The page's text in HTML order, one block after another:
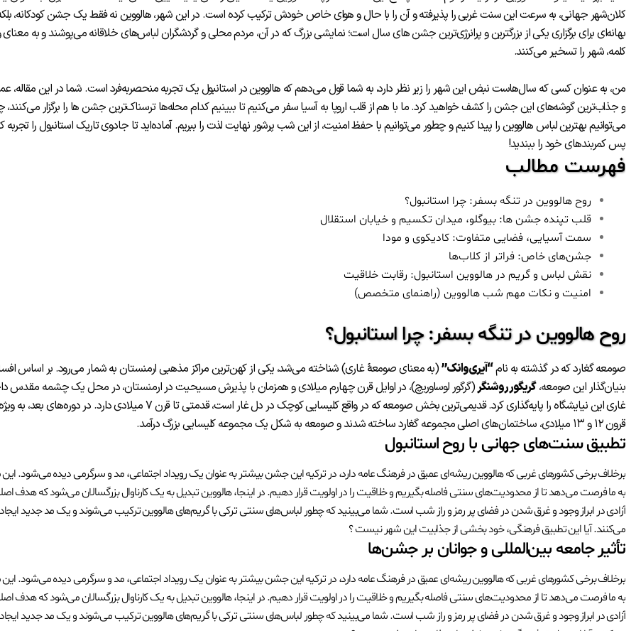
کلان‌شهر جهانی، به سرعت این سنت غربی را پذیرفته و آن را با حال و هوای خاص خودش ترکیب کرده است. در این شهر، هالووین نه فقط یک جشن کودکانه،
بهانه‌ای برای برگزاری یکی از بزرگترین و پرانرژی‌ترین جشن های سال است؛ نمایشی بزرگ که در آن، مردم محلی و گردشگران لباس‌های خلاقانه می‌پوشند و به
کلمه، شهر را تسخیر می‌کنند.
من، به عنوان کسی که سال‌هاست نبض این شهر را زیر نظر دارد، به شما قول می‌دهم که هالووین در استانبول یک تجربه منحصربه‌فرد است. شما در این مقاله،
و جذاب‌ترین گوشه‌های این جشن را کشف خواهید کرد. ما با هم از قلب اروپا به آسیا سفر می‌کنیم تا ببینیم کدام محله‌ها ترسناک‌ترین جشن ها را برگزار می‌کنند،
می‌توانیم بهترین لباس هالووین را پیدا کنیم و چطور می‌توانیم با حفظ امنیت، از این شب پرشور نهایت لذت را ببریم. آماده‌اید تا جادوی تاریک استانبول را تجربه
پس کمربندهای خود را ببندید!
فهرست مطالب
روح هالووین در تنگه بسفر: چرا استانبول؟
قلب تپنده جشن ها: بیوگلو، میدان تکسیم و خیابان استقلال
سمت آسیایی، فضایی متفاوت: کادیکوی و مودا
جشن‌های خاص: فراتر از کلاب‌ها
نقش لباس و گریم در هالووین استانبول: رقابت خلاقیت
امنیت و نکات مهم شب هالووین (راهنمای متخصص)
روح هالووین در تنگه بسفر: چرا استانبول؟
صومعه گغارد که در گذشته به نام“آیری‌وانک”(به معنای صومعهٔ غاری) شناخته می‌شد، یکی از کهن‌ترین مراکز مذهبی ارمنستان به شمار می‌رود.بر اساس
بنیان‌گذار این صومعه،گریگور روشنگر(گرگور لوساوریچ)، در اوایل قرن چهارم میلادی و همزمان با پذیرش مسیحیت در ارمنستان، در محل یک چشمه مقدس
غاری این نیایشگاه را پایه‌گذاری کرد.قدیمی‌ترین بخش صومعه که در واقع کلیسایی کوچک در دل غار است، قدمتی تا قرن ۷ میلادی دارد . در دوره‌های بعد، به
قرون ۱۲ و ۱۳ میلادی، ساختمان‌های اصلی مجموعه گغارد ساخته شدند و صومعه به شکل یک مجموعه کلیسایی بزرگ درآمد
.
تطبیق سنت‌های جهانی با روح استانبول
برخلاف برخی کشورهای غربی که هالووین ریشه‌ای عمیق در فرهنگ عامه دارد، در ترکیه این جشن بیشتر به عنوان یک رویداد اجتماعی، مد و سرگرمی دیده می‌شود.
به ما فرصت می‌دهد تا از محدودیت‌های سنتی فاصله بگیریم و خلاقیت را در اولویت قرار دهیم. در اینجا، هالووین تبدیل به یک کارناوال بزرگسالان می‌شود که هدف
آزادی در ابراز وجود و غرق شدن در فضای پر رمز و راز شب است. شما می‌بینید که چطور لباس‌های سنتی ترکی با گریم‌های هالووین ترکیب می‌شوند و یک مد جدید ایجاد
می‌کنند. آیا این تطبیق فرهنگی، خود بخشی از جذابیت این شهر نیست ؟
تأثیر جامعه بین‌المللی و جوانان بر جشن‌ها
برخلاف برخی کشورهای غربی که هالووین ریشه‌ای عمیق در فرهنگ عامه دارد، در ترکیه این جشن بیشتر به عنوان یک رویداد اجتماعی، مد و سرگرمی دیده می‌شود.
به ما فرصت می‌دهد تا از محدودیت‌های سنتی فاصله بگیریم و خلاقیت را در اولویت قرار دهیم. در اینجا، هالووین تبدیل به یک کارناوال بزرگسالان می‌شود که هدف
آزادی در ابراز وجود و غرق شدن در فضای پر رمز و راز شب است. شما می‌بینید که چطور لباس‌های سنتی ترکی با گریم‌های هالووین ترکیب می‌شوند و یک مد جدید ایجاد